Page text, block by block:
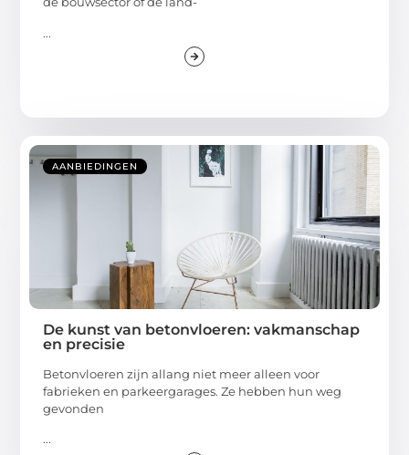
...
AANBIEDINGEN
De kunst van betonvloeren: vakmanschap
en precisie
Betonvloeren zijn allang niet meer alleen voor
fabrieken en parkeergarages. Ze hebben hun weg
gevonden
...